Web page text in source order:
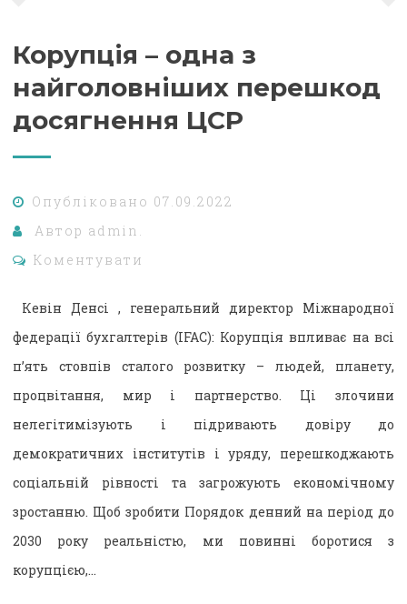
Корупція – одна з
найголовніших перешкод
досягнення ЦСР
Опубліковано 07.09.2022
Автор admin.
Коментувати
Кевін Денсі , генеральний директор Міжнародної
федерації бухгалтерів (IFAC): Корупція впливає на всі
п’ять стовпів сталого розвитку – людей, планету,
процвітання, мир і партнерство. Ці злочини
нелегітимізують і підривають довіру до
демократичних інститутів і уряду, перешкоджають
соціальній рівності та загрожують економічному
зростанню. Щоб зробити Порядок денний на період до
2030 року реальністю, ми повинні боротися з
корупцією,…